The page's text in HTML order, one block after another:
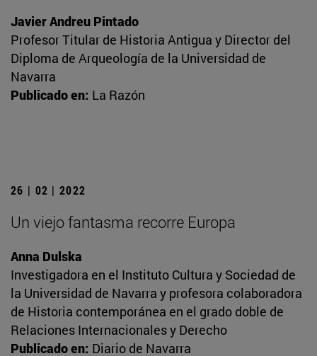
Javier Andreu Pintado
Profesor Titular de Historia Antigua y Director del
Diploma de Arqueología de la Universidad de
Navarra
Publicado en: La Razón
26 | 02 | 2022
Un viejo fantasma recorre Europa
Anna Dulska
Investigadora en el Instituto Cultura y Sociedad de
la Universidad de Navarra y profesora colaboradora
de Historia contemporánea en el grado doble de
Relaciones Internacionales y Derecho
Publicado en: Diario de Navarra